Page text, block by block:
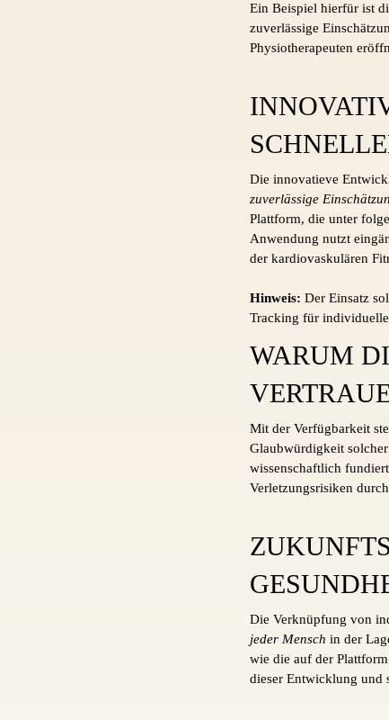
Ein Beispiel hierfür ist
zuverlässige
Physiotherapeuten
Die innovatieve
zuverlässige
Plattform, die unter
Anwendung nutzt
der kardiovaskulären
Hinweis: Der Einsatz
Tracking für
WARUM
Mit der Verfügbarkeit
Glaubwürdigkeit solcher
wissenschaftlich
Verletzungsrisiken
Die Verknüpfung von
jeder Mensch in der
wie die auf der
dieser Entwicklung und